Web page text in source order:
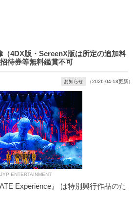
（4DX版・ScreenX版は所定の追加料
待券等無料鑑賞不可
お知らせ （2026-04-18更新）
ENTERTAINMENT
Experience』 は特別興行作品のた